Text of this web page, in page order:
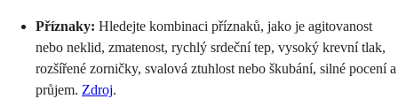
Příznaky: Hledejte kombinaci příznaků, jako je agitovanost
nebo neklid, zmatenost, rychlý srdeční tep, vysoký krevní tlak,
rozšířené zorničky, svalová ztuhlost nebo škubání, silné pocení a
průjem. Zdroj.